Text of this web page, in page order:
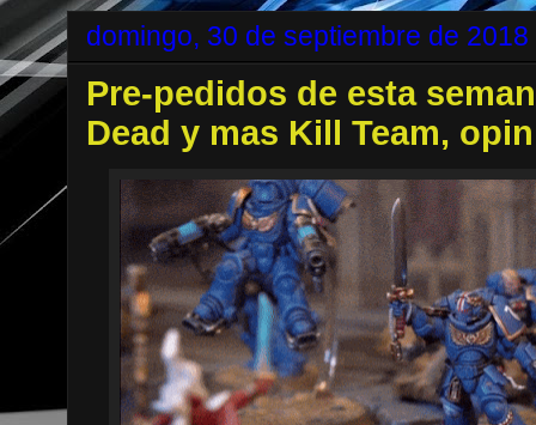
domingo, 30 de septiembre de 2018
Pre-pedidos de esta
Dead y mas Kill Team,